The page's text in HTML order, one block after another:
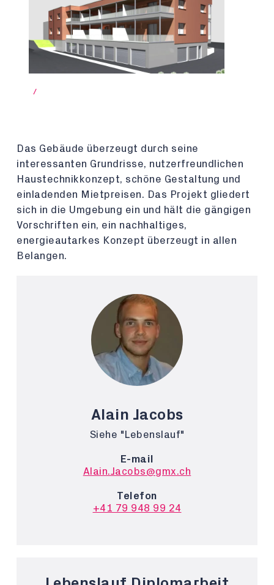
/
Das Gebäude überzeugt durch seine
interessanten Grundrisse, nutzerfreundlichen
Haustechnikkonzept, schöne Gestaltung und
einladenden Mietpreisen. Das Projekt gliedert
sich in die Umgebung ein und hält die gängigen
Vorschriften ein, ein nachhaltiges,
energieautarkes Konzept überzeugt in allen
Belangen.
Alain Jacobs
Siehe "Lebenslauf"
E-mail
Alain.Jacobs@gmx.ch
Telefon
+41 79 948 99 24